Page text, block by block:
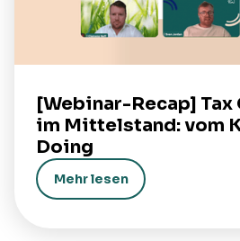
[Webinar-Recap]
im Mittelstand: vom
Doing
Mehr lesen